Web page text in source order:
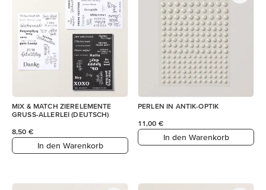
MIX & MATCH ZIERELEMENTE
GRUSS-ALLERLEI (DEUTSCH)
8,50 €
In den Warenkorb
PERLEN IN ANTIK-OPTIK
11,00 €
In den Warenkorb